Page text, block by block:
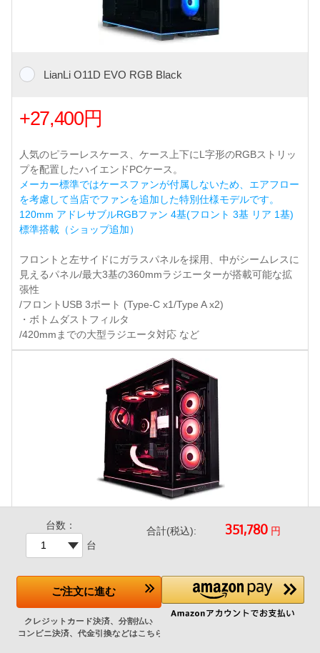
LianLi O11D EVO RGB Black
+27,400円
人気のピラーレスケース、ケース上下にL字形のRGBストリッ
プを配置したハイエンドPCケース。
メーカー標準ではケースファンが付属しないため、エアフロー
を考慮して当店でファンを追加した特別仕様モデルです。
120mm アドレサブルRGBファン 4基(フロント 3基 リア 1基)
標準搭載（ショップ追加）
フロントと左サイドにガラスパネルを採用、中がシームレスに
見えるパネル/最大3基の360mmラジエーターが搭載可能な拡
張性
/フロントUSB 3ポート (Type-C x1/Type A x2)
・ボトムダストフィルタ
/420mmまでの大型ラジエータ対応 など
LianLi O11D EVO RGB Black 特別仕様
+43,500円
SEVEN特別仕様モデル
LianLi O11D EVO RGBにアドレサブルRGBファンを7基追加し
た限定モデル。
台数：
台
合計(税込): 円
ご注文に進む